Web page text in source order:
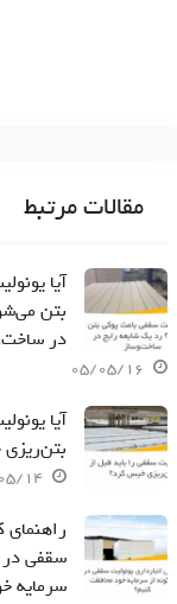
مقالات مرتبط
آیا
بتن
در
05/05/16
آیا
14
راهنمای
سقفی در
سرمایه